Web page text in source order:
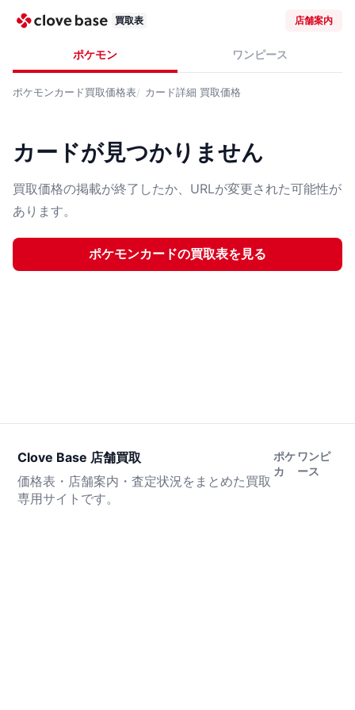
買取表 店舗案内
ポケモン ワンピース
ポケモンカード買取価格表 カード詳細 買取価格
カードが見つかりません
買取価格の掲載が終了したか、URLが変更された可能性が
あります。
ポケモンカードの買取表を見る
Clove Base 店舗買取
価格表・店舗案内・査定状況をまとめた買取
専用サイトです。
ポケ
カ
ワンピ
ース